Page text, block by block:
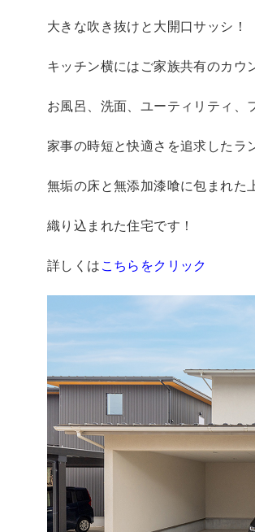
大きな吹き抜けと大開口サッシ！
キッチン横にはご家族共有のカウ
お風呂、洗面、ユーティリティ、
家事の時短と快適さを追求したラ
無垢の床と無添加漆喰に包まれた
織り込まれた住宅です！
詳しくは こちらをクリック